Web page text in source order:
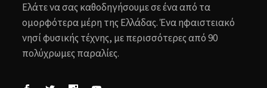
Ελάτε να σας καθοδηγήσουμε σε ένα από τα
ομορφότερα μέρη της Ελλάδας. Ένα ηφαιστειακό
νησί φυσικής τέχνης, με περισσότερες από 90
πολύχρωμες παραλίες.